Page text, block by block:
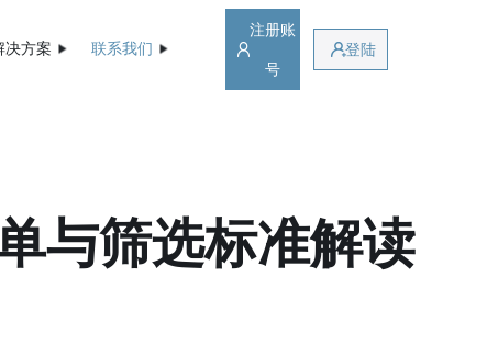
决方案 联系我们
注册账
号
登陆
与筛选标准解读